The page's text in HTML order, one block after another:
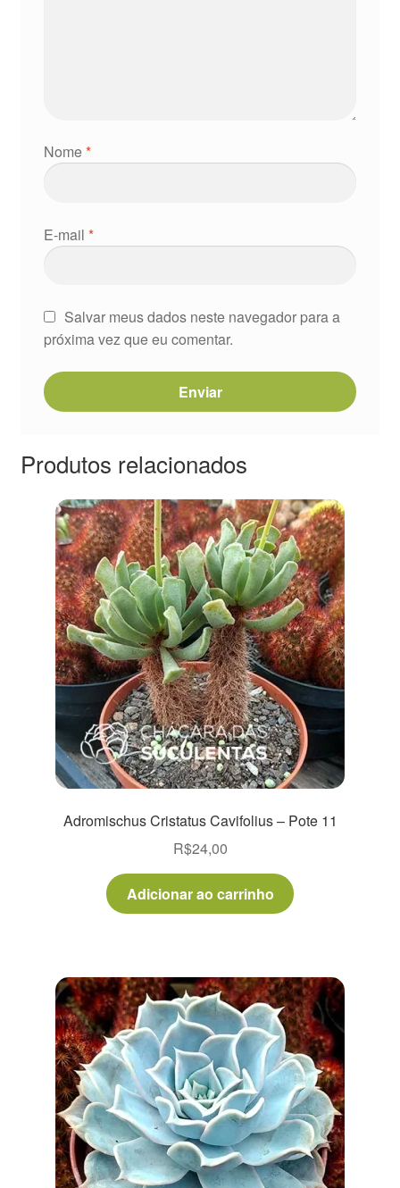
Nome*
E-mail *
Salvar meus dados neste navegador para a
próxima vez que eu comentar.
Produtos relacionados
Adromischus Cristatus Cavifolius – Pote 11
R$24,00
Adicionar ao carrinho